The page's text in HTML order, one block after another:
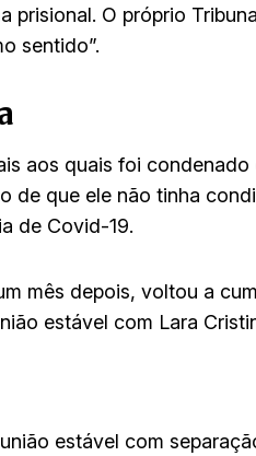
prisional. O próprio
sentido”.
aos quais foi condenado
de que ele não tinha
de Covid-19.
mês depois, voltou a
estável com Lara
estável com